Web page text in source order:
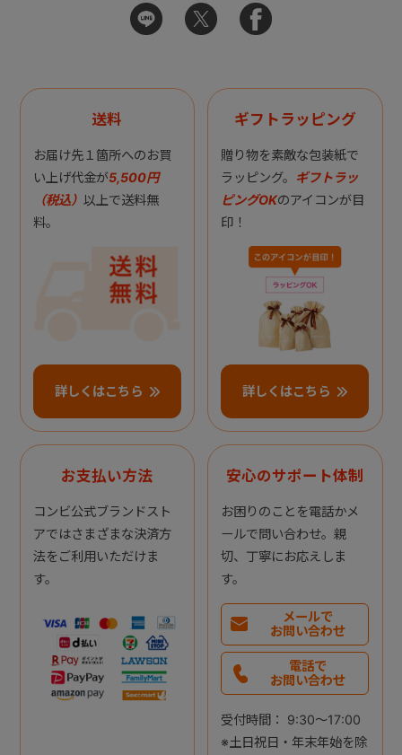
送料
お届け先１箇所へのお買
い上げ代金が5,500円
（税込） 以上で送料無
料。
詳しくはこちら
ギフトラッピング
贈り物を素敵な包装紙で
ラッピング。 ギフトラッ
ピングOKのアイコンが目
印！
詳しくはこちら
お支払い方法
コンビ公式ブランドスト
アではさまざまな決済方
法をご利用いただけま
す。
安心のサポート体制
お困りのことを電話かメ
ールで問い合わせ。親
切、丁寧にお応えしま
す。
メールで
お問い合わせ
電話で
お問い合わせ
受付時間： 9:30～17:00
※土日祝日・年末年始を除